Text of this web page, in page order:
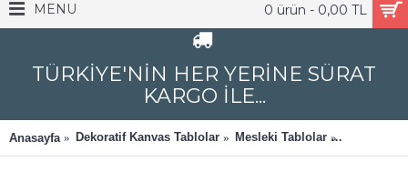
0 ürün - 0,00 TL
MENU
TÜRKİYE'NİN HER YERİNE SÜRAT
KARGO İLE...
Anasayfa Dekoratif Kanvas Tablolar Mesleki Tablolar